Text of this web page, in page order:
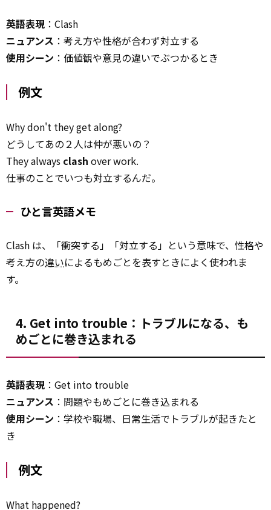
英語表現 ：Clash
ニュアンス ：考え方や性格が合わず対立する
使用シーン ：価値観や意見の違いでぶつかるとき
例文
Why don't they get along?
どうしてあの２人は仲が悪いの？
They always clash over work.
仕事のことでいつも対立するんだ。
ひと言英語メモ
Clash は、「衝突する」「対立する」という意味で、性格や
考え方の違いによるもめごとを表すときによく使われま
す。
4. Get into trouble：トラブルになる、も
めごとに巻き込まれる
英語表現 ：Get into trouble
ニュアンス ：問題やもめごとに巻き込まれる
使用シーン ：学校や職場、日常生活でトラブルが起きたと
き
例文
What happened?